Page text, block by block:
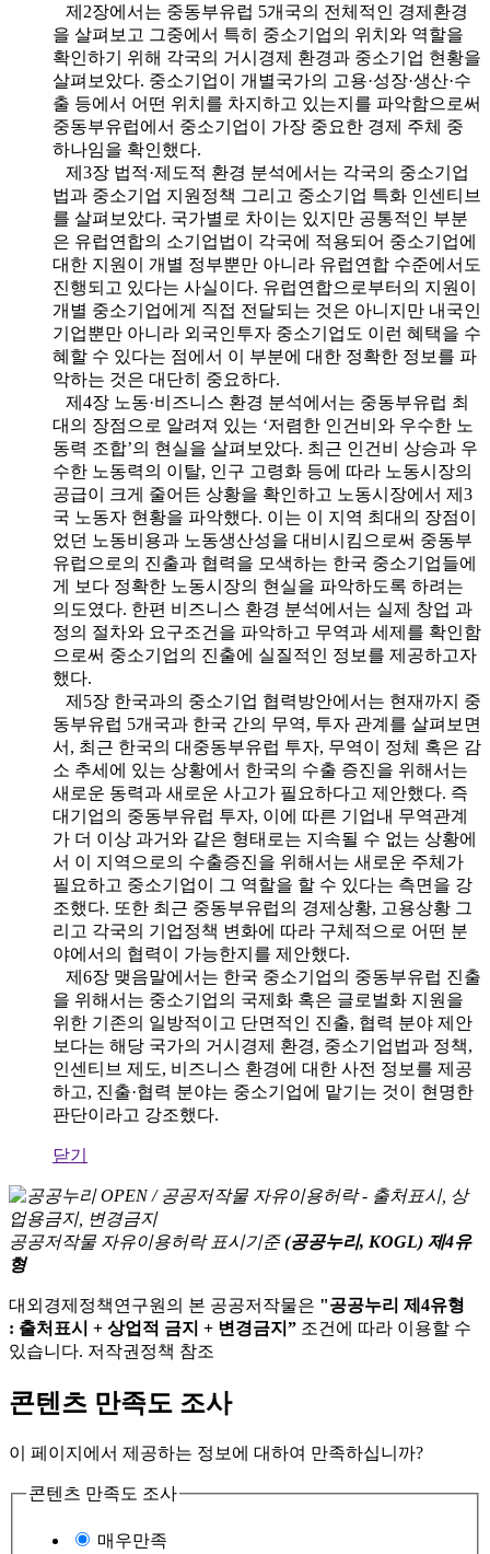
제2장에서는 중동부유럽 5개국의 전체적인 경제환경
을 살펴보고 그중에서 특히 중소기업의 위치와 역할을
확인하기 위해 각국의 거시경제 환경과 중소기업 현황을
살펴보았다. 중소기업이 개별국가의 고용·성장·생산·수
출 등에서 어떤 위치를 차지하고 있는지를 파악함으로써
중동부유럽에서 중소기업이 가장 중요한 경제 주체 중
하나임을 확인했다.
제3장 법적·제도적 환경 분석에서는 각국의 중소기업
법과 중소기업 지원정책 그리고 중소기업 특화 인센티브
를 살펴보았다. 국가별로 차이는 있지만 공통적인 부분
은 유럽연합의 소기업법이 각국에 적용되어 중소기업에
대한 지원이 개별 정부뿐만 아니라 유럽연합 수준에서도
진행되고 있다는 사실이다. 유럽연합으로부터의 지원이
개별 중소기업에게 직접 전달되는 것은 아니지만 내국인
기업뿐만 아니라 외국인투자 중소기업도 이런 혜택을 수
혜할 수 있다는 점에서 이 부분에 대한 정확한 정보를 파
악하는 것은 대단히 중요하다.
제4장 노동·비즈니스 환경 분석에서는 중동부유럽 최
대의 장점으로 알려져 있는 ‘저렴한 인건비와 우수한 노
동력 조합’의 현실을 살펴보았다. 최근 인건비 상승과 우
수한 노동력의 이탈, 인구 고령화 등에 따라 노동시장의
공급이 크게 줄어든 상황을 확인하고 노동시장에서 제3
국 노동자 현황을 파악했다. 이는 이 지역 최대의 장점이
었던 노동비용과 노동생산성을 대비시킴으로써 중동부
유럽으로의 진출과 협력을 모색하는 한국 중소기업들에
게 보다 정확한 노동시장의 현실을 파악하도록 하려는
의도였다. 한편 비즈니스 환경 분석에서는 실제 창업 과
정의 절차와 요구조건을 파악하고 무역과 세제를 확인함
으로써 중소기업의 진출에 실질적인 정보를 제공하고자
했다.
제5장 한국과의 중소기업 협력방안에서는 현재까지 중
동부유럽 5개국과 한국 간의 무역, 투자 관계를 살펴보면
서, 최근 한국의 대중동부유럽 투자, 무역이 정체 혹은 감
소 추세에 있는 상황에서 한국의 수출 증진을 위해서는
새로운 동력과 새로운 사고가 필요하다고 제안했다. 즉
대기업의 중동부유럽 투자, 이에 따른 기업내 무역관계
가 더 이상 과거와 같은 형태로는 지속될 수 없는 상황에
서 이 지역으로의 수출증진을 위해서는 새로운 주체가
필요하고 중소기업이 그 역할을 할 수 있다는 측면을 강
조했다. 또한 최근 중동부유럽의 경제상황, 고용상황 그
리고 각국의 기업정책 변화에 따라 구체적으로 어떤 분
야에서의 협력이 가능한지를 제안했다.
제6장 맺음말에서는 한국 중소기업의 중동부유럽 진출
을 위해서는 중소기업의 국제화 혹은 글로벌화 지원을
위한 기존의 일방적이고 단면적인 진출, 협력 분야 제안
보다는 해당 국가의 거시경제 환경, 중소기업법과 정책,
인센티브 제도, 비즈니스 환경에 대한 사전 정보를 제공
하고, 진출·협력 분야는 중소기업에 맡기는 것이 현명한
판단이라고 강조했다.
닫기
공공저작물 자유이용허락 표시기준 (공공누리, KOGL) 제4유
형
대외경제정책연구원의 본 공공저작물은 "공공누리 제4유형
: 출처표시 + 상업적 금지 + 변경금지” 조건에 따라 이용할 수
있습니다. 저작권정책 참조
콘텐츠 만족도 조사
이 페이지에서 제공하는 정보에 대하여 만족하십니까?
콘텐츠 만족도 조사
매우만족